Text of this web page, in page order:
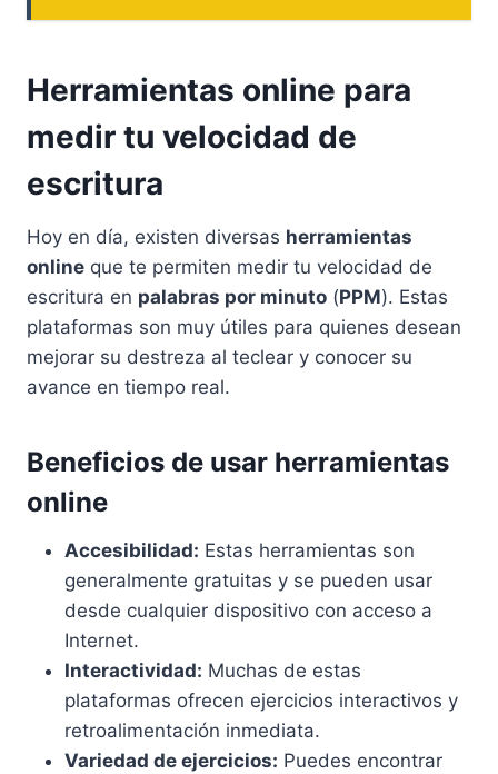
Herramientas online para
medir tu velocidad de
escritura
Hoy en día, existen diversas herramientas
online que te permiten medir tu velocidad de
escritura en palabras por minuto (PPM). Estas
plataformas son muy útiles para quienes desean
mejorar su destreza al teclear y conocer su
avance en tiempo real.
Beneficios de usar herramientas
online
Accesibilidad: Estas herramientas son
generalmente gratuitas y se pueden usar
desde cualquier dispositivo con acceso a
Internet.
Interactividad: Muchas de estas
plataformas ofrecen ejercicios interactivos y
retroalimentación inmediata.
Variedad de ejercicios: Puedes encontrar